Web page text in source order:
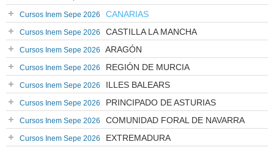
Cursos Inem Sepe 2026 CANARIAS
Cursos Inem Sepe 2026 CASTILLA LA MANCHA
Cursos Inem Sepe 2026 ARAGÓN
Cursos Inem Sepe 2026 REGIÓN DE MURCIA
Cursos Inem Sepe 2026 ILLES BALEARS
Cursos Inem Sepe 2026 PRINCIPADO DE ASTURIAS
Cursos Inem Sepe 2026 COMUNIDAD FORAL DE NAVARRA
Cursos Inem Sepe 2026 EXTREMADURA